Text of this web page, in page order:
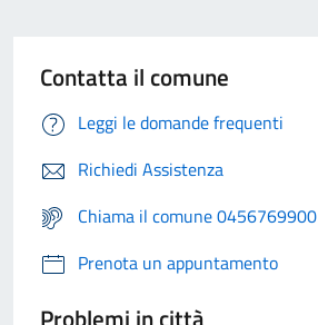
Contatta il comune
Leggi le domande frequenti
Richiedi Assistenza
Chiama il comune 0456769900
Prenota un appuntamento